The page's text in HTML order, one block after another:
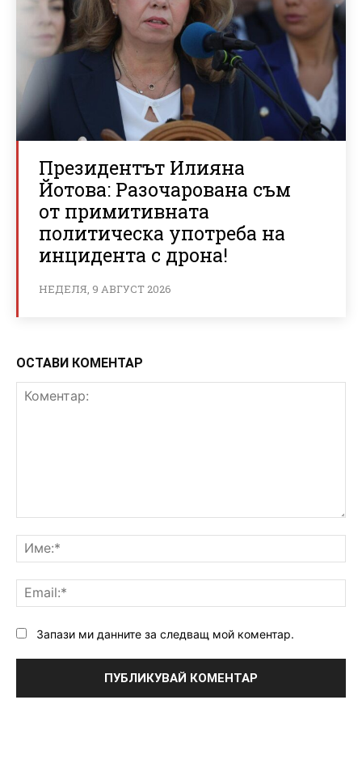
Президентът Илияна
Йотова: Разочарована съм
от примитивната
политическа употреба на
инцидента с дрона!
НЕДЕЛЯ, 9 АВГУСТ 2026
ОСТАВИ КОМЕНТАР
Запази ми данните за следващ мой коментар.